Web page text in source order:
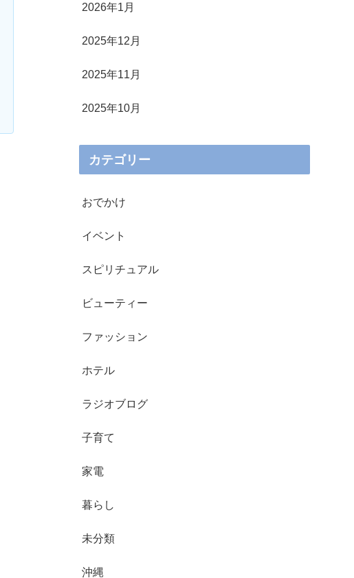
2026年1月
2025年12月
2025年11月
2025年10月
カテゴリー
おでかけ
イベント
スピリチュアル
ビューティー
ファッション
ホテル
ラジオブログ
子育て
家電
暮らし
未分類
沖縄